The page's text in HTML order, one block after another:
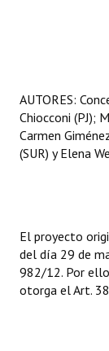
AUTORES:
Chiocconi (PJ);
Carmen
(SUR) y Elena
El proyecto
del día 29 de
982/12. Por
otorga el Art.